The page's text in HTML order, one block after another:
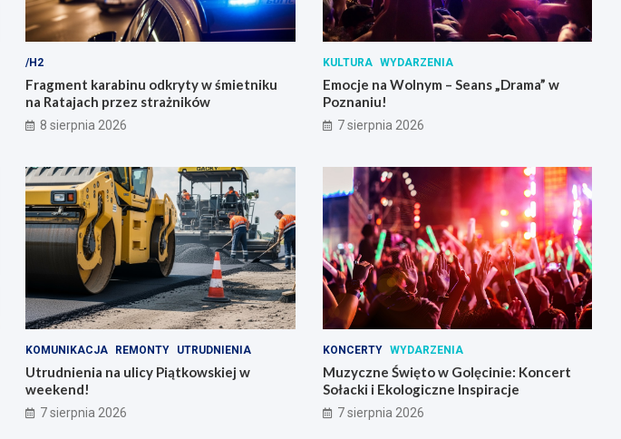
/H2
Fragment karabinu odkryty w śmietniku
na Ratajach przez strażników
8 sierpnia 2026
KULTURA WYDARZENIA
Emocje na Wolnym – Seans „Drama” w
Poznaniu!
7 sierpnia 2026
KOMUNIKACJA REMONTY UTRUDNIENIA
Utrudnienia na ulicy Piątkowskiej w
weekend!
7 sierpnia 2026
KONCERTY WYDARZENIA
Muzyczne Święto w Golęcinie: Koncert
Sołacki i Ekologiczne Inspiracje
7 sierpnia 2026